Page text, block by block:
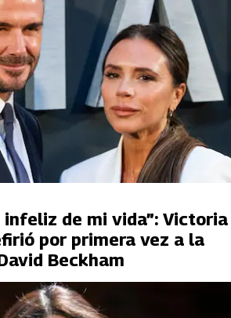
infeliz de mi vida”: Victoria
por primera vez a la
Beckham